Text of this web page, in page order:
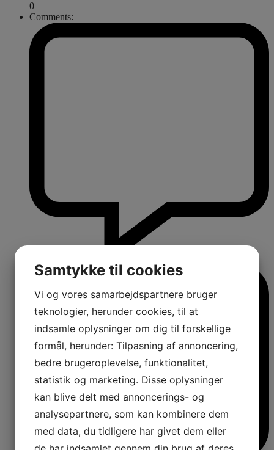
0
Comments:
Samtykke til cookies
Vi og vores samarbejdspartnere bruger
teknologier, herunder cookies, til at
indsamle oplysninger om dig til forskellige
formål, herunder: Tilpasning af annoncering,
bedre brugeroplevelse, funktionalitet,
statistik og marketing. Disse oplysninger
kan blive delt med annoncerings- og
analysepartnere, som kan kombinere dem
med data, du tidligere har givet dem eller